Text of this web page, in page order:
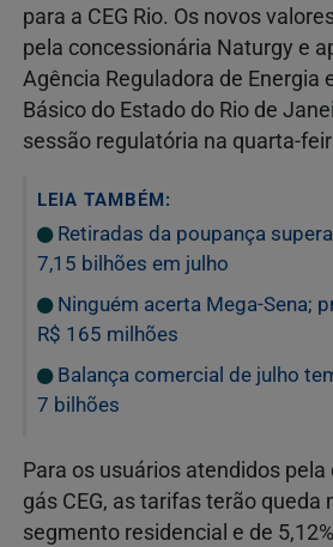
para a CEG Rio. Os novos
pela concessionária Naturgy e
Agência Reguladora de Energia
Básico do Estado do Rio de
sessão regulatória na quarta-
LEIA TAMBÉM:
Retiradas da poupança
7,15 bilhões em julho
Ninguém acerta Mega-Sena;
R$ 165 milhões
Balança comercial de julho
7 bilhões
Para os usuários atendidos
gás CEG, as tarifas terão queda
segmento residencial e de